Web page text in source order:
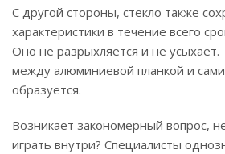
С другой стороны, стекло также
характеристики в течение всего
Оно не разрыхляется и не усыхает.
между алюминиевой планкой и
образуется.
Возникает закономерный вопрос,
играть внутри? Специалисты